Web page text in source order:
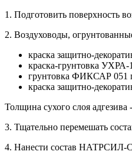
1. Подготовить поверхность
2. Воздуховоды,
краска защитно-
краска-грунтовка
грунтовка ФИКСАР 051
краска защитно-
Толщина сухого слоя
3. Тщательно перемешать
4. Нанести состав НАТРСИЛ-С